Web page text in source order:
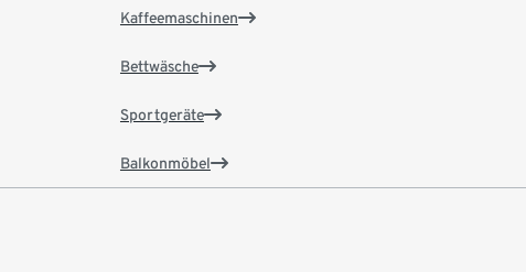
Kaffeemaschinen
Bettwäsche
Sportgeräte
Balkonmöbel